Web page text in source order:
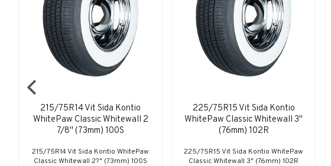
215/75R14 Vit Sida Kontio
WhitePaw Classic Whitewall 2
7/8" (73mm) 100S
215/75R14 Vit Sida Kontio WhitePaw
Classic Whitewall 2?" (73mm) 100S
225/75R15 Vit Sida Kontio
WhitePaw Classic Whitewall 3"
(76mm) 102R
225/75R15 Vit Sida Kontio WhitePaw
Classic Whitewall 3" (76mm) 102R